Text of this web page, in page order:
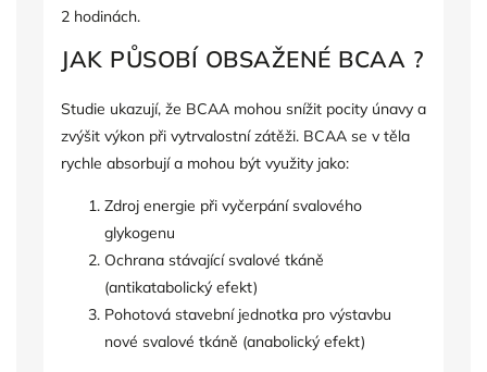
2 hodinách.
JAK PŮSOBÍ OBSAŽENÉ BCAA ?
Studie ukazují, že BCAA mohou snížit pocity únavy a
zvýšit výkon při vytrvalostní zátěži. BCAA se v těla
rychle absorbují a mohou být využity jako:
Zdroj energie při vyčerpání svalového
glykogenu
Ochrana stávající svalové tkáně
(antikatabolický efekt)
Pohotová stavební jednotka pro výstavbu
nové svalové tkáně (anabolický efekt)